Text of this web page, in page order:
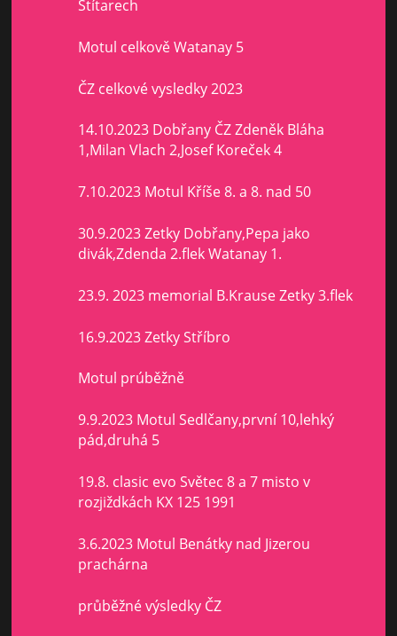
Štítarech
Motul celkově Watanay 5
ČZ celkové vysledky 2023
14.10.2023 Dobřany ČZ Zdeněk Bláha
1,Milan Vlach 2,Josef Koreček 4
7.10.2023 Motul Kříše 8. a 8. nad 50
30.9.2023 Zetky Dobřany,Pepa jako
divák,Zdenda 2.flek Watanay 1.
23.9. 2023 memorial B.Krause Zetky 3.flek
16.9.2023 Zetky Stříbro
Motul prúběžně
9.9.2023 Motul Sedlčany,první 10,lehký
pád,druhá 5
19.8. clasic evo Světec 8 a 7 misto v
rozjiždkách KX 125 1991
3.6.2023 Motul Benátky nad Jizerou
prachárna
průběžné výsledky ČZ